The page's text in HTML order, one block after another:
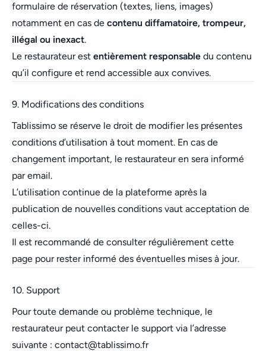
formulaire de réservation (textes, liens, images)
notamment en cas de contenu diffamatoire, trompeur,
illégal ou inexact.
Le restaurateur est entièrement responsable du contenu
qu’il configure et rend accessible aux convives.
9. Modifications des conditions
Tablissimo se réserve le droit de modifier les présentes
conditions d’utilisation à tout moment. En cas de
changement important, le restaurateur en sera informé
par email.
L’utilisation continue de la plateforme après la
publication de nouvelles conditions vaut acceptation de
celles-ci.
Il est recommandé de consulter régulièrement cette
page pour rester informé des éventuelles mises à jour.
10. Support
Pour toute demande ou problème technique, le
restaurateur peut contacter le support via l’adresse
suivante : contact@tablissimo.fr